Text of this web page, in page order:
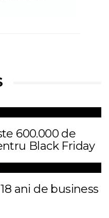
600.000 de
Black Friday
ani de business